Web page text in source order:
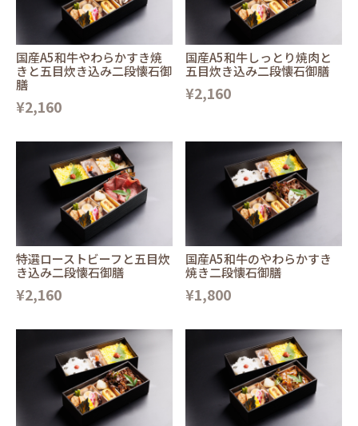
国産A5和牛やわらかすき焼
きと五目炊き込み二段懐石御
膳
¥2,160
国産A5和牛しっとり焼肉と
五目炊き込み二段懐石御膳
¥2,160
特選ローストビーフと五目炊
き込み二段懐石御膳
¥2,160
国産A5和牛のやわらかすき
焼き二段懐石御膳
¥1,800